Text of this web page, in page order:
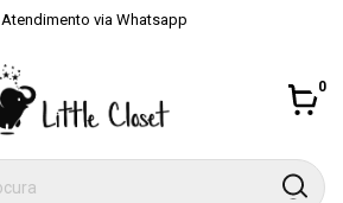
Atendimento via Whatsapp
0